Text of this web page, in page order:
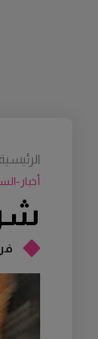
أخبار-
الرئيسية